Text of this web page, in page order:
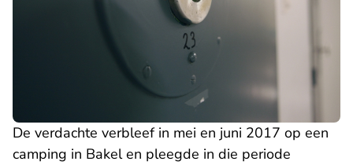
De verdachte verbleef in mei en juni 2017 op een
camping in Bakel en pleegde in die periode